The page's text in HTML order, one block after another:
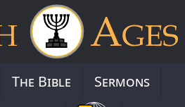
The Bible
Sermons